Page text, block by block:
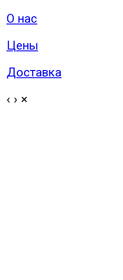
О нас
Цены
Доставка
‹ › ×